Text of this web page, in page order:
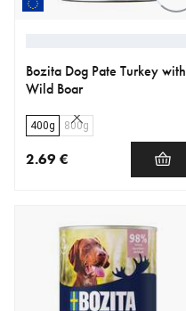
Bozita Dog Pate Turkey with
Wild Boar
400g 800g
2.69 €